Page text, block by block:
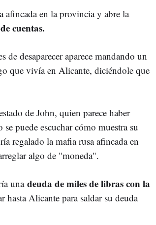
afincada en la provincia y abre la
cuentas.
desaparecer aparece mandando un
que vivía en Alicante, diciéndole que
de John, quien parece haber
puede escuchar cómo muestra su
regalado la mafia rusa afincada en
algo de "moneda".
una deuda de miles de libras con la
Alicante para saldar su deuda